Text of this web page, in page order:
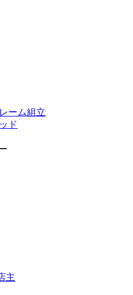
ーム組立
ド
主